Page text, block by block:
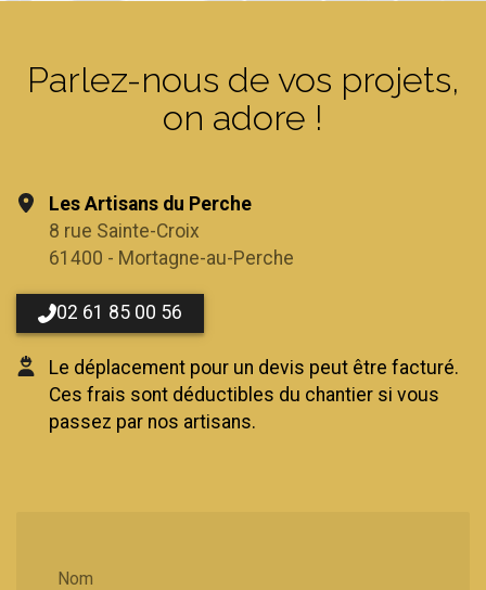
Parlez-nous de vos projets,
on adore !
Nom
Les Artisans du Perche
8 rue Sainte-Croix
61400 - Mortagne-au-Perche
02 61 85 00 56
Le déplacement pour un devis peut être facturé.
Ces frais sont déductibles du chantier si vous
passez par nos artisans.